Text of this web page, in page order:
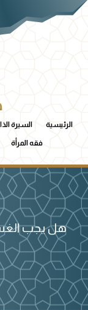
الرئيسية السيرة
فقه المرأة
هل يجب